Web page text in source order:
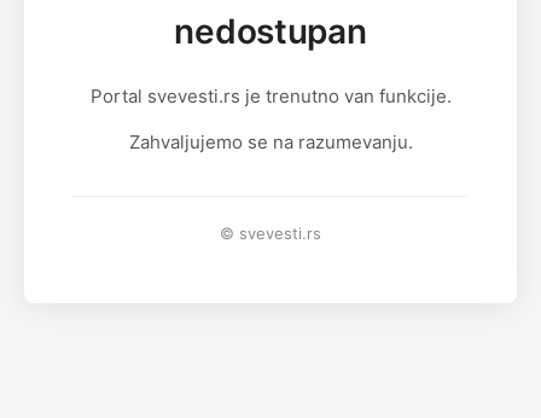
nedostupan
Portal svevesti.rs je trenutno van funkcije.
Zahvaljujemo se na razumevanju.
© svevesti.rs